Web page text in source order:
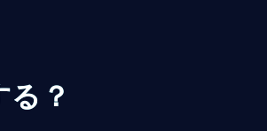
る？